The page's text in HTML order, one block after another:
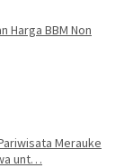
Harga BBM Non
Merauke
unt…